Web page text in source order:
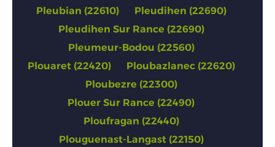
Pleubian (22610)
Pleudihen (22690)
Pleudihen Sur Rance (22690)
Pleumeur-Bodou (22560)
Plouaret (22420)
Ploubazlanec (22620)
Ploubezre (22300)
Plouer Sur Rance (22490)
Ploufragan (22440)
Plouguenast-Langast (22150)